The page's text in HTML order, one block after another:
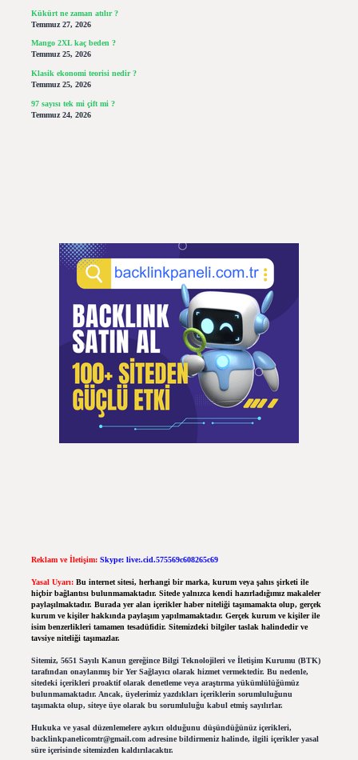
Kükürt ne zaman atılır ?
Temmuz 27, 2026
Mango 2XL kaç beden ?
Temmuz 25, 2026
Klasik ekonomi teorisi nedir ?
Temmuz 25, 2026
97 sayısı tek mi çift mi ?
Temmuz 24, 2026
Reklam ve İletişim: Skype: live:.cid.575569c608265c69
Yasal Uyarı: Bu internet sitesi, herhangi bir marka, kurum veya şahıs şirketi ile
hiçbir bağlantısı bulunmamaktadır. Sitede yalnızca kendi hazırladığımız makaleler
paylaşılmaktadır. Burada yer alan içerikler haber niteliği taşımamakta olup, gerçek
kurum ve kişiler hakkında paylaşım yapılmamaktadır. Gerçek kurum ve kişiler ile
isim benzerlikleri tamamen tesadüfidir. Sitemizdeki bilgiler taslak halindedir ve
tavsiye niteliği taşımazlar.
Sitemiz, 5651 Sayılı Kanun gereğince Bilgi Teknolojileri ve İletişim Kurumu (BTK)
tarafından onaylanmış bir Yer Sağlayıcı olarak hizmet vermektedir. Bu nedenle,
sitedeki içerikleri proaktif olarak denetleme veya araştırma yükümlülüğümüz
bulunmamaktadır. Ancak, üyelerimiz yazdıkları içeriklerin sorumluluğunu
taşımakta olup, siteye üye olarak bu sorumluluğu kabul etmiş sayılırlar.
Hukuka ve yasal düzenlemelere aykırı olduğunu düşündüğünüz içerikleri,
backlinkpanelicomtr@gmail.comadresine bildirmeniz halinde, ilgili içerikler yasal
süre içerisinde sitemizden kaldırılacaktır.